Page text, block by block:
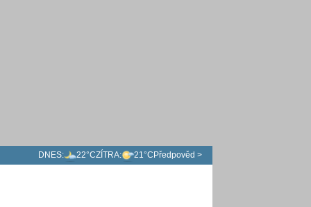
DNES: 22°CZÍTRA: 21°C Předpověd >